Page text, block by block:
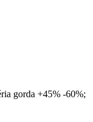
gorda +45% -60%;